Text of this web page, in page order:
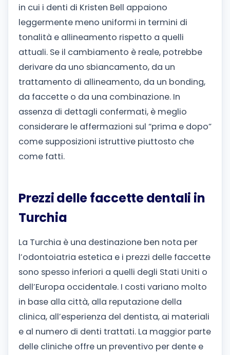
in cui i denti di Kristen Bell appaiono
leggermente meno uniformi in termini di
tonalità e allineamento rispetto a quelli
attuali. Se il cambiamento è reale, potrebbe
derivare da uno sbiancamento, da un
trattamento di allineamento, da un bonding,
da faccette o da una combinazione. In
assenza di dettagli confermati, è meglio
considerare le affermazioni sul “prima e dopo”
come supposizioni istruttive piuttosto che
come fatti.
Prezzi delle faccette dentali in
Turchia
La Turchia è una destinazione ben nota per
l’odontoiatria estetica e i prezzi delle faccette
sono spesso inferiori a quelli degli Stati Uniti o
dell’Europa occidentale. I costi variano molto
in base alla città, alla reputazione della
clinica, all’esperienza del dentista, ai materiali
e al numero di denti trattati. La maggior parte
delle cliniche offre un preventivo per dente e